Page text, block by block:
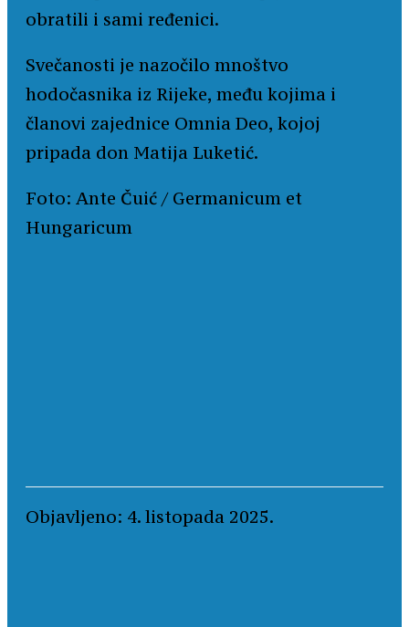
obratili i sami ređenici.
Svečanosti je nazočilo mnoštvo
hodočasnika iz Rijeke, među kojima i
članovi zajednice Omnia Deo, kojoj
pripada don Matija Luketić.
Foto: Ante Čuić / Germanicum et
Hungaricum
Objavljeno: 4. listopada 2025.